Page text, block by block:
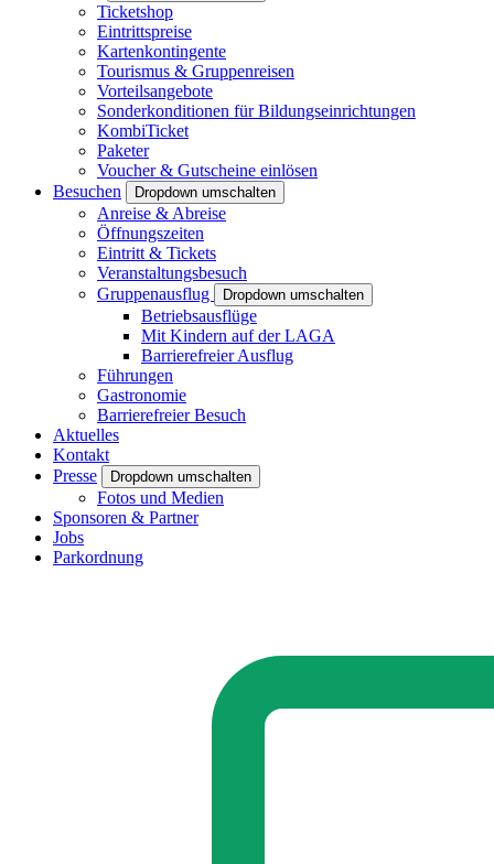
Ticketshop
Eintrittspreise
Kartenkontingente
Tourismus & Gruppenreisen
Vorteilsangebote
Sonderkonditionen für Bildungseinrichtungen
KombiTicket
Paketer
Voucher & Gutscheine einlösen
Besuchen
Dropdown umschalten
Anreise & Abreise
Öffnungszeiten
Eintritt & Tickets
Veranstaltungsbesuch
Gruppenausflug
Dropdown umschalten
Betriebsausflüge
Mit Kindern auf der LAGA
Barrierefreier Ausflug
Führungen
Gastronomie
Barrierefreier Besuch
Aktuelles
Kontakt
Presse
Dropdown umschalten
Fotos und Medien
Sponsoren & Partner
Jobs
Parkordnung